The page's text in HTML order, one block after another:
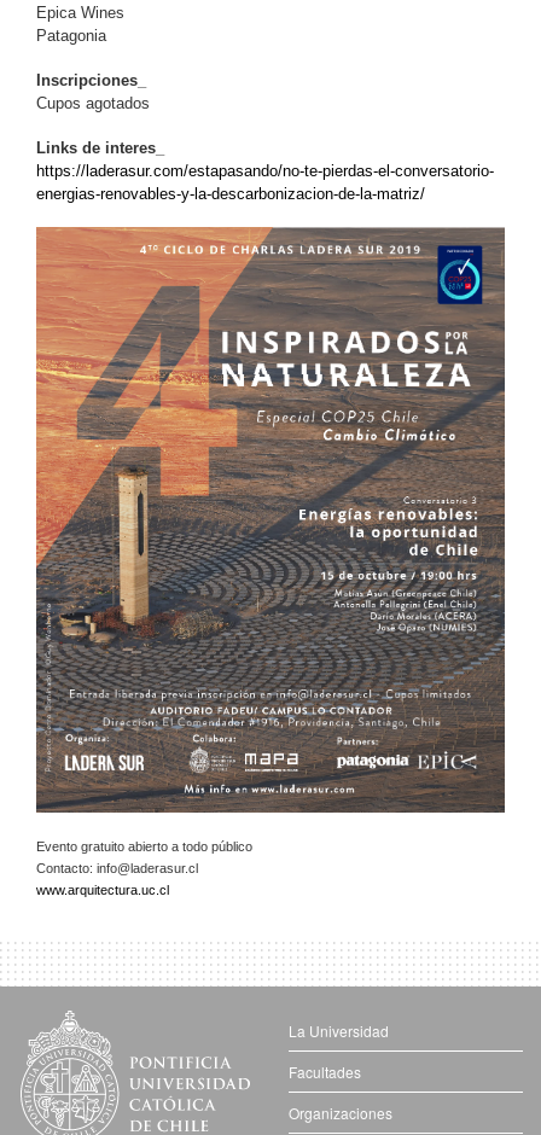
Epica Wines
Patagonia
Inscripciones_
Cupos agotados
Links de interes_
https://laderasur.com/estapasando/no-te-pierdas-el-conversatorio-
energias-renovables-y-la-descarbonizacion-de-la-matriz/
Evento gratuito abierto a todo público
Contacto: info@laderasur.cl
www.arquitectura.uc.cl
La Universidad
Facultades
Organizaciones